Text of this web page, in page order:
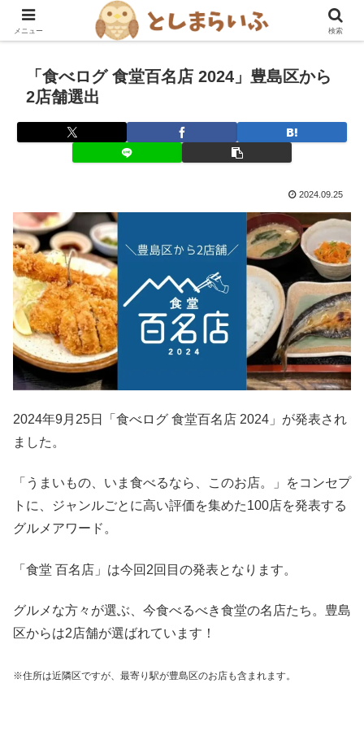
豊島区を楽しむ！グルメ・おでかけ情報ブログ
「食べログ 食堂百名店 2024」豊島区から
2店舗選出
2024.09.25
2024年9月25日「食べログ 食堂百名店 2024」が発表され
ました。
「うまいもの、いま食べるなら、このお店。」をコンセプ
トに、ジャンルごとに高い評価を集めた100店を発表する
グルメアワード。
「食堂 百名店」は今回2回目の発表となります。
グルメな方々が選ぶ、今食べるべき食堂の名店たち。豊島
区からは2店舗が選ばれています！
※住所は近隣区ですが、最寄り駅が豊島区のお店も含まれます。
メニュー 検索